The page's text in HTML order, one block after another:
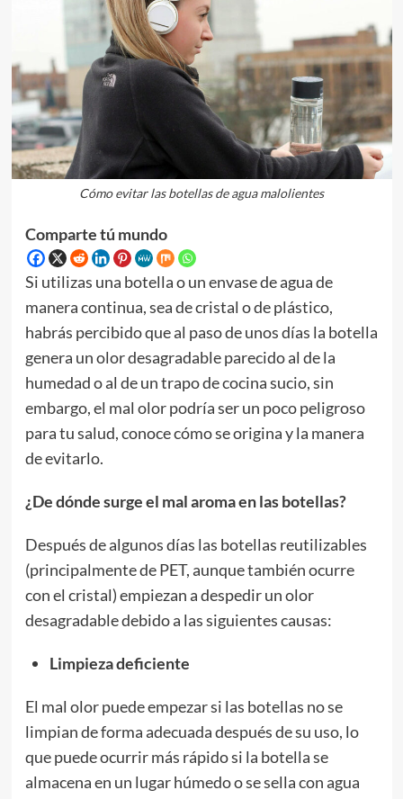
Cómo evitar las botellas de agua malolientes
Comparte tú mundo
Si utilizas una botella o un envase de agua de
manera continua, sea de cristal o de plástico,
habrás percibido que al paso de unos días la botella
genera un olor desagradable parecido al de la
humedad o al de un trapo de cocina sucio, sin
embargo, el mal olor podría ser un poco peligroso
para tu salud, conoce cómo se origina y la manera
de evitarlo.
¿De dónde surge el mal aroma en las botellas?
Después de algunos días las botellas reutilizables
(principalmente de PET, aunque también ocurre
con el cristal) empiezan a despedir un olor
desagradable debido a las siguientes causas:
Limpieza deficiente
El mal olor puede empezar si las botellas no se
limpian de forma adecuada después de su uso, lo
que puede ocurrir más rápido si la botella se
almacena en un lugar húmedo o se sella con agua